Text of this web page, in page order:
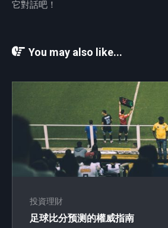
它對話吧！
You may also like...
投資理財
足球比分预测的權威指南